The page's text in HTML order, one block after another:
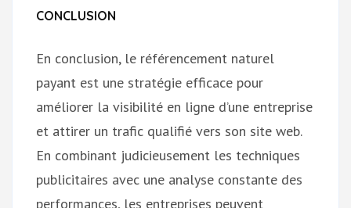
CONCLUSION
En conclusion, le référencement naturel
payant est une stratégie efficace pour
améliorer la visibilité en ligne d’une entreprise
et attirer un trafic qualifié vers son site web.
En combinant judicieusement les techniques
publicitaires avec une analyse constante des
performances, les entreprises peuvent